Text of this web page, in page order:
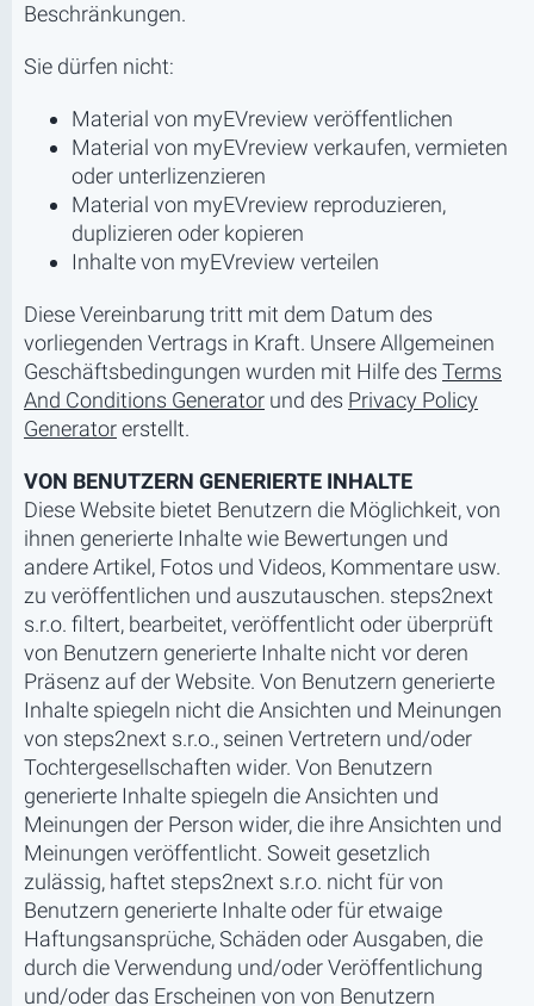
Beschränkungen.
Sie dürfen nicht:
Material von myEVreview veröffentlichen
Material von myEVreview verkaufen, vermieten
oder unterlizenzieren
Material von myEVreview reproduzieren,
duplizieren oder kopieren
Inhalte von myEVreview verteilen
Diese Vereinbarung tritt mit dem Datum des
vorliegenden Vertrags in Kraft. Unsere Allgemeinen
Geschäftsbedingungen wurden mit Hilfe des Terms
And Conditions Generator und des Privacy Policy
Generatorerstellt.
VON BENUTZERN GENERIERTE INHALTE
Diese Website bietet Benutzern die Möglichkeit, von
ihnen generierte Inhalte wie Bewertungen und
andere Artikel, Fotos und Videos, Kommentare usw.
zu veröffentlichen und auszutauschen. steps2next
s.r.o. filtert, bearbeitet, veröffentlicht oder überprüft
von Benutzern generierte Inhalte nicht vor deren
Präsenz auf der Website. Von Benutzern generierte
Inhalte spiegeln nicht die Ansichten und Meinungen
von steps2next s.r.o., seinen Vertretern und/oder
Tochtergesellschaften wider. Von Benutzern
generierte Inhalte spiegeln die Ansichten und
Meinungen der Person wider, die ihre Ansichten und
Meinungen veröffentlicht. Soweit gesetzlich
zulässig, haftet steps2next s.r.o. nicht für von
Benutzern generierte Inhalte oder für etwaige
Haftungsansprüche, Schäden oder Ausgaben, die
durch die Verwendung und/oder Veröffentlichung
und/oder das Erscheinen von von Benutzern